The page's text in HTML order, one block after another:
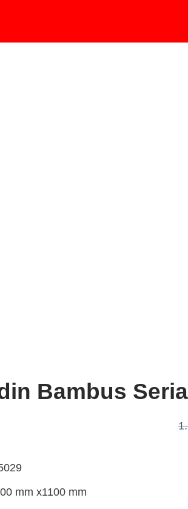
Bambus
mm x1100 mm